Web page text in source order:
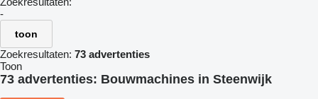
-
toon
Zoekresultaten: 73 advertenties
Toon
73 advertenties: Bouwmachines in Steenwijk